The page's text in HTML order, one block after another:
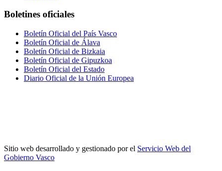
Boletines oficiales
Boletín Oficial del País Vasco
Boletín Oficial de Álava
Boletín Oficial de Bizkaia
Boletín Oficial de Gipuzkoa
Boletín Oficial del Estado
Diario Oficial de la Unión Europea
Sitio web desarrollado y gestionado por el Servicio Web del
Gobierno Vasco